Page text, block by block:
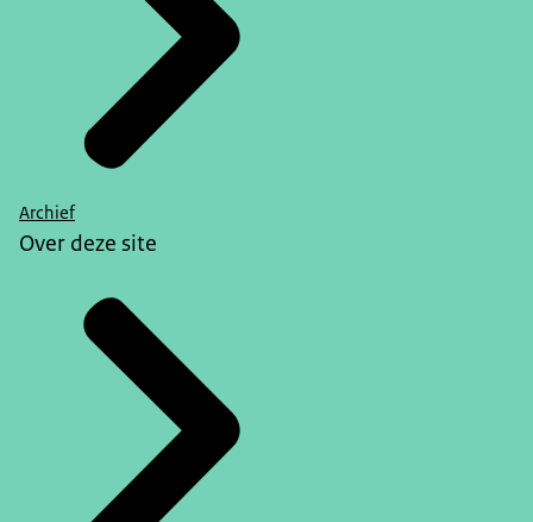
Archief
Over deze site